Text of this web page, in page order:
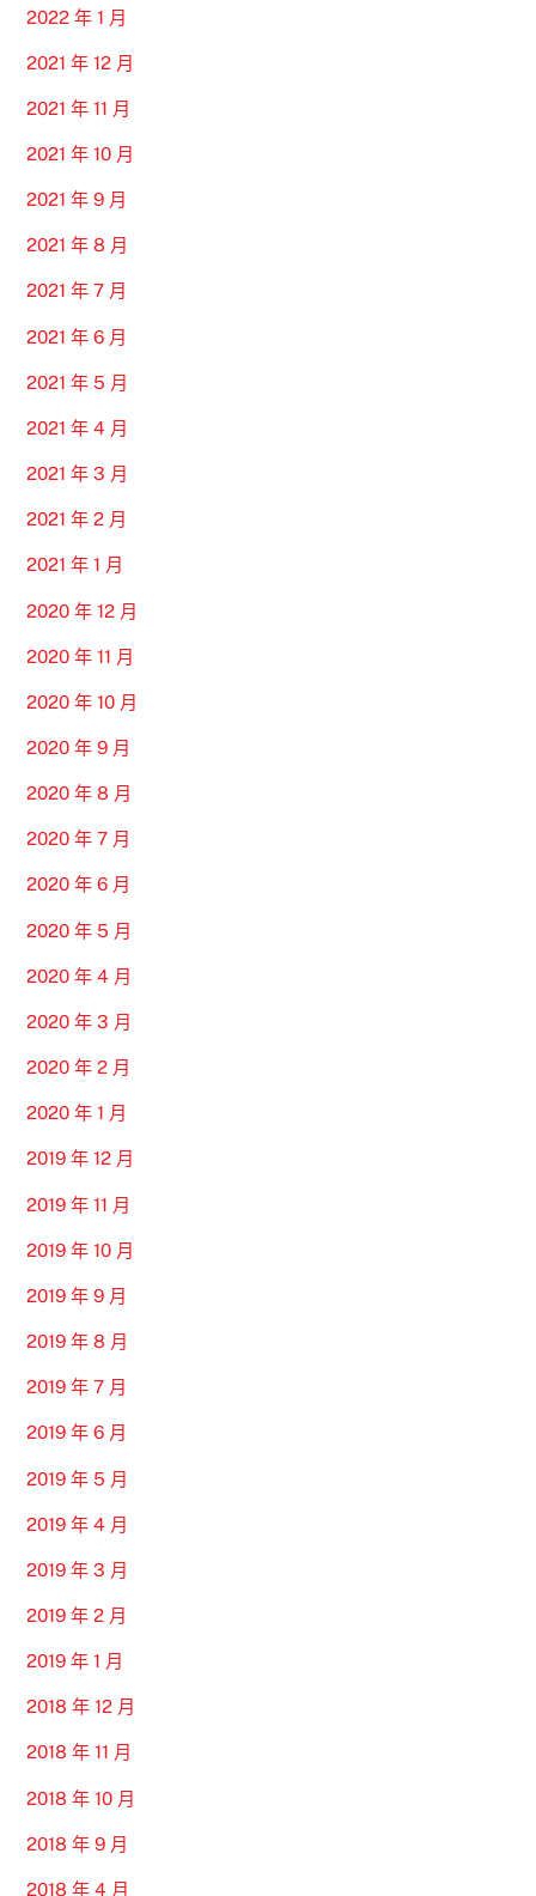
2022 年 1 月
2021 年 12 月
2021 年 11 月
2021 年 10 月
2021 年 9 月
2021 年 8 月
2021 年 7 月
2021 年 6 月
2021 年 5 月
2021 年 4 月
2021 年 3 月
2021 年 2 月
2021 年 1 月
2020 年 12 月
2020 年 11 月
2020 年 10 月
2020 年 9 月
2020 年 8 月
2020 年 7 月
2020 年 6 月
2020 年 5 月
2020 年 4 月
2020 年 3 月
2020 年 2 月
2020 年 1 月
2019 年 12 月
2019 年 11 月
2019 年 10 月
2019 年 9 月
2019 年 8 月
2019 年 7 月
2019 年 6 月
2019 年 5 月
2019 年 4 月
2019 年 3 月
2019 年 2 月
2019 年 1 月
2018 年 12 月
2018 年 11 月
2018 年 10 月
2018 年 9 月
2018 年 4 月